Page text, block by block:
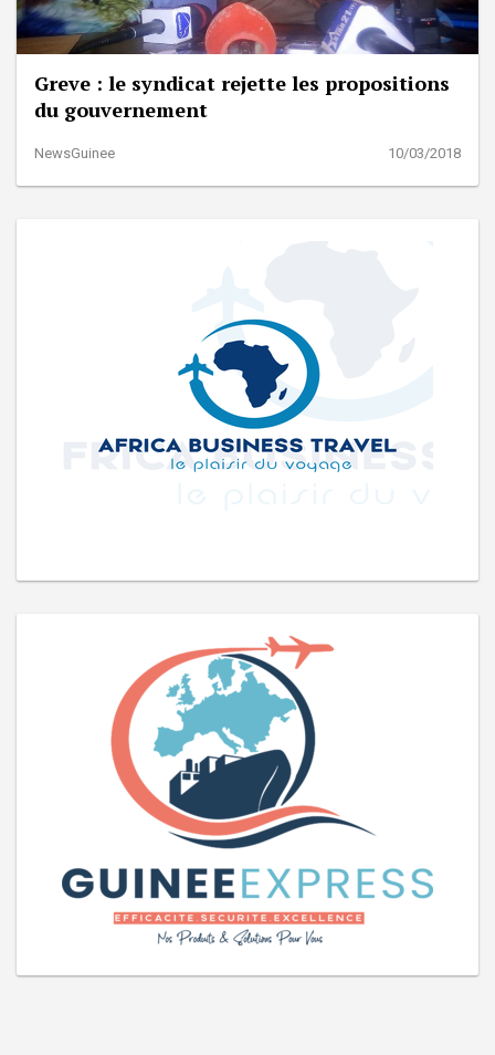
Greve : le syndicat rejette les propositions
du gouvernement
NewsGuinee 10/03/2018